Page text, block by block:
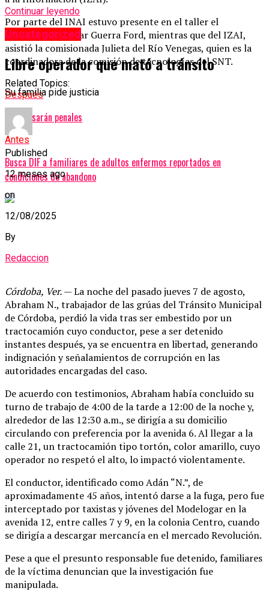
Por parte del INAI estuvo presente en el taller el
Comisionado Óscar Guerra Ford, mientras que del IZAI,
asistió la comisionada Julieta del Río Venegas, quien es la
coordinadora de la comisión de tecnologías del SNT.
Related Topics:
Después
Supervisarán penales
Antes
Busca DIF a familiares de adultos enfermos reportados en
condiciones de abandono
Continuar leyendo
Uncategorized
Libre operador que mató a tránsito
Su familia pide justicia
Published
12 meses ago
on
12/08/2025
By
Redaccion
Córdoba, Ver.— La noche del pasado jueves 7 de agosto,
Abraham N., trabajador de las grúas del Tránsito Municipal
de Córdoba, perdió la vida tras ser embestido por un
tractocamión cuyo conductor, pese a ser detenido
instantes después, ya se encuentra en libertad, generando
indignación y señalamientos de corrupción en las
autoridades encargadas del caso.
De acuerdo con testimonios, Abraham había concluido su
turno de trabajo de 4:00 de la tarde a 12:00 de la noche y,
alrededor de las 12:30 a.m., se dirigía a su domicilio
circulando con preferencia por la avenida 6. Al llegar a la
calle 21, un tractocamión tipo tortón, color amarillo, cuyo
operador no respetó el alto, lo impactó violentamente.
El conductor, identificado como Adán “N.”, de
aproximadamente 45 años, intentó darse a la fuga, pero fue
interceptado por taxistas y jóvenes del Modelogar en la
avenida 12, entre calles 7 y 9, en la colonia Centro, cuando
se dirigía a descargar mercancía en el mercado Revolución.
Pese a que el presunto responsable fue detenido, familiares
de la víctima denuncian que la investigación fue
manipulada.